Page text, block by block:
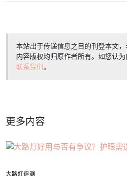
本站出于传递信息之目的刊登本文，
内容版权均归原作者所有。如您认
联系我们。
更多内容
大路灯评测